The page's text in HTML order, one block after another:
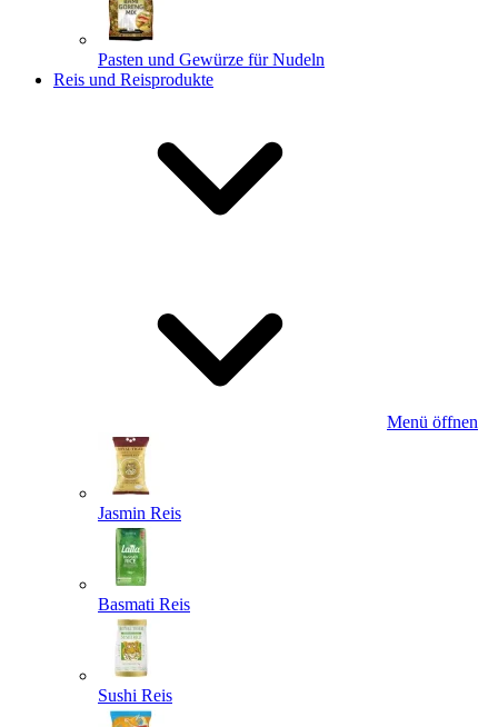
Pasten und Gewürze für Nudeln
Reis und Reisprodukte
Menü öffnen
Jasmin Reis
Basmati Reis
Sushi Reis